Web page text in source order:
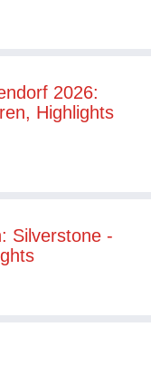
2026:
Highlights
Silverstone -